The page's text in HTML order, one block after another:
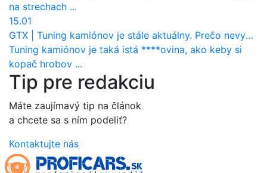
na strechach ...
15.01
GTX
Tuning kamiónov je stále aktuálny. Prečo nevyhynul ako pri osobákoch?
Tuning kamiónov je taká istá ****ovina, ako keby si
kopač hrobov ...
Tip pre redakciu
Máte zaujímavý tip na článok
a chcete sa s ním podeliť?
Kontaktujte nás